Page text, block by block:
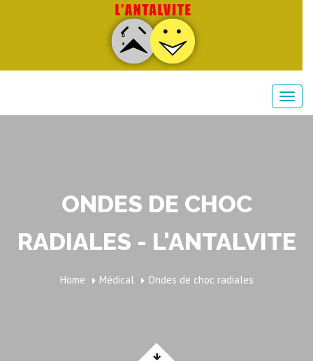
ONDES DE CHOC
RADIALES - L'ANTALVITE
Home Médical Ondes de choc radiales